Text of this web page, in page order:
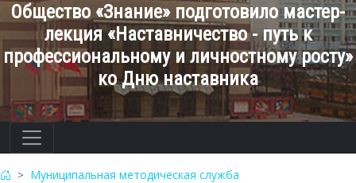
Общество «Знание» подготовило мастер-
лекция «Наставничество - путь к
профессиональному и личностному росту»
ко Дню наставника
Муниципальная методическая служба